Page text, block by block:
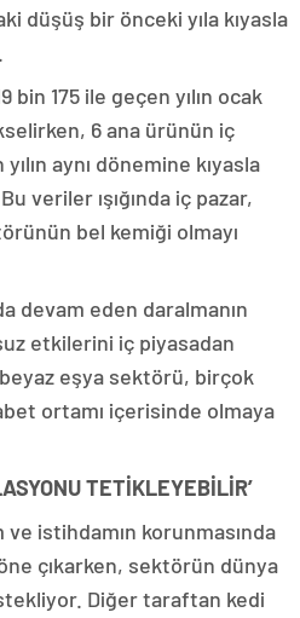
düşüş bir önceki yıla kıyasla
175 ile geçen yılın ocak
6 ana ürünün iç
aynı dönemine kıyasla
veriler ışığında iç pazar,
bel kemiği olmayı
devam eden daralmanın
etkilerini iç piyasadan
eşya sektörü, birçok
ortamı içerisinde olmaya
TETİKLEYEBİLİR’
ve istihdamın korunmasında
çıkarken, sektörün dünya
Diğer taraftan kedi